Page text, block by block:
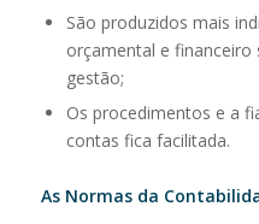
São produzidos mais
orçamental e financeiro
gestão;
Os procedimentos e a
contas fica facilitada.
As Normas da